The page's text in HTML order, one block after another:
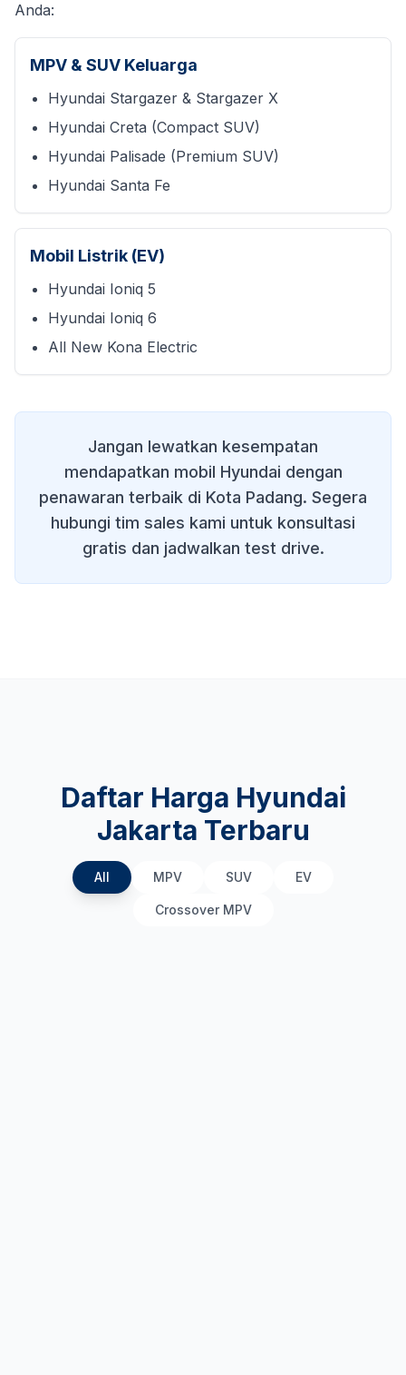
Anda:
MPV & SUV Keluarga
Hyundai Stargazer & Stargazer X
Hyundai Creta (Compact SUV)
Hyundai Palisade (Premium SUV)
Hyundai Santa Fe
Mobil Listrik (EV)
Hyundai Ioniq 5
Hyundai Ioniq 6
All New Kona Electric
Jangan lewatkan kesempatan
mendapatkan mobil Hyundai dengan
penawaran terbaik di Kota Padang. Segera
hubungi tim sales kami untuk konsultasi
gratis dan jadwalkan test drive.
Daftar Harga Hyundai
Jakarta Terbaru
All MPV SUV EV
Crossover MPV